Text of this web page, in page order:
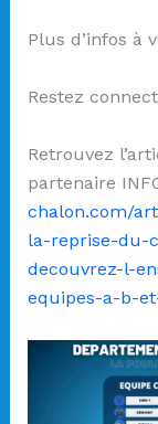
Plus d’infos à
Restez
Retrouvez
partenaire
chalon.com/
la-reprise-du-
decouvrez-l-
equipes-a-b-